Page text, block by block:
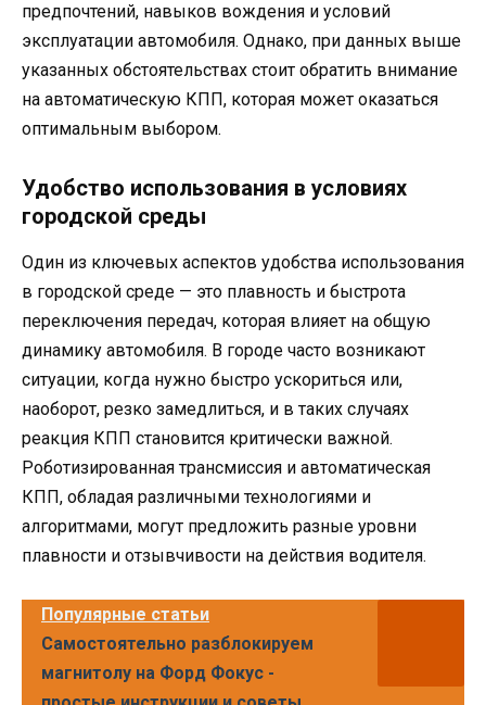
предпочтений, навыков вождения и условий
эксплуатации автомобиля. Однако, при данных выше
указанных обстоятельствах стоит обратить внимание
на автоматическую КПП, которая может оказаться
оптимальным выбором.
Удобство использования в условиях
городской среды
Один из ключевых аспектов удобства использования
в городской среде — это плавность и быстрота
переключения передач, которая влияет на общую
динамику автомобиля. В городе часто возникают
ситуации, когда нужно быстро ускориться или,
наоборот, резко замедлиться, и в таких случаях
реакция КПП становится критически важной.
Роботизированная трансмиссия и автоматическая
КПП, обладая различными технологиями и
алгоритмами, могут предложить разные уровни
плавности и отзывчивости на действия водителя.
Популярные статьи
Самостоятельно разблокируем
магнитолу на Форд Фокус -